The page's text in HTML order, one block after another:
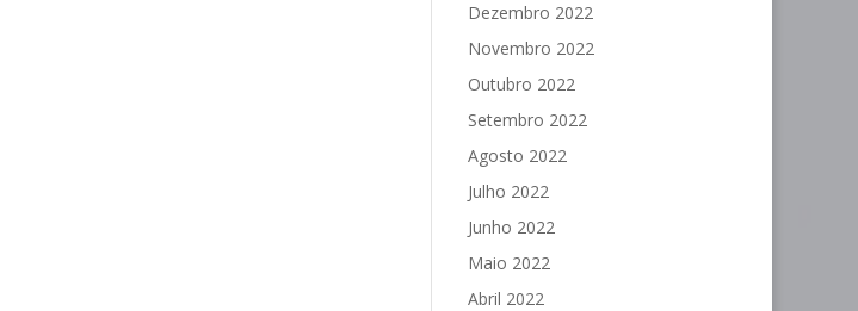
Dezembro 2022
Novembro 2022
Outubro 2022
Setembro 2022
Agosto 2022
Julho 2022
Junho 2022
Maio 2022
Abril 2022